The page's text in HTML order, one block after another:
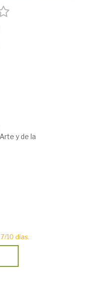
y de la
10 días.